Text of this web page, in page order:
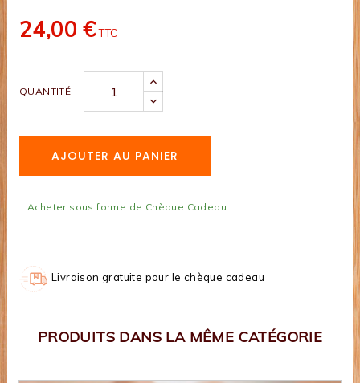
24,00 € TTC
QUANTITÉ
AJOUTER AU PANIER
Acheter sous forme de Chèque Cadeau
Livraison gratuite pour le chèque cadeau
PRODUITS DANS LA MÊME CATÉGORIE